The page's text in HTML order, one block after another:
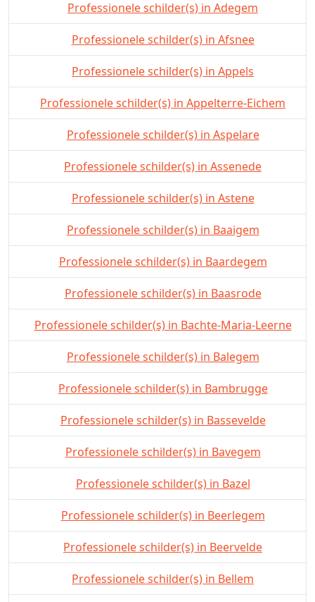
Professionele schilder(s) in Adegem
Professionele schilder(s) in Afsnee
Professionele schilder(s) in Appels
Professionele schilder(s) in Appelterre-Eichem
Professionele schilder(s) in Aspelare
Professionele schilder(s) in Assenede
Professionele schilder(s) in Astene
Professionele schilder(s) in Baaigem
Professionele schilder(s) in Baardegem
Professionele schilder(s) in Baasrode
Professionele schilder(s) in Bachte-Maria-Leerne
Professionele schilder(s) in Balegem
Professionele schilder(s) in Bambrugge
Professionele schilder(s) in Bassevelde
Professionele schilder(s) in Bavegem
Professionele schilder(s) in Bazel
Professionele schilder(s) in Beerlegem
Professionele schilder(s) in Beervelde
Professionele schilder(s) in Bellem